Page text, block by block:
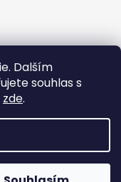
Dalším
souhlas s
zde.
studio Maralák
. Všechna práva